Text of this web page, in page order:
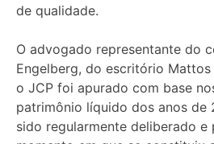
de qualidade.
O advogado representante do
Engelberg, do escritório
o JCP foi apurado com base
patrimônio líquido dos anos de
sido regularmente deliberado e